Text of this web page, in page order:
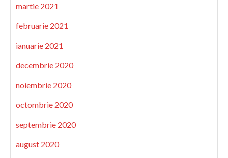
martie 2021
februarie 2021
ianuarie 2021
decembrie 2020
noiembrie 2020
octombrie 2020
septembrie 2020
august 2020